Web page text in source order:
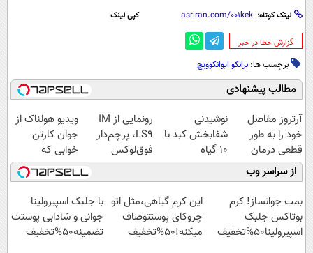
لینک کوتاه: کپی لینک
‌گزارش خطا در خبر
برچسب ها: برانکو ایوانکوویچ
مطالب پیشنهادی
آرتروز مفاصل
خود را به طور
قطعی درمان
کنید!
◗پرسش‌نامه◖
نوشیدنی
شفابخش کبد با
10 گیاه
موثر(تخفیف تا
امشب)
رونمایی از IM
LS9، پرچم‌دار
فوق‌لوکس
EREV وارد بازار
ایران شد
ویدیو هولناک از
جوان کارتن
خوابی که
میلیاردر شد.
آموزش رایگان
از سراسر وب
بمب جوانساز! کرم
بوتاکس جلبک
اسپیرولینا50%تخفیف
این کرم گیاهی،مثل اتو
چروکای پوستتوصاف
میکنه!50%تخفیف
با جلبک اسپیرولینا
جوانی و شادابی پوستت
تضمینه50%تخفیف